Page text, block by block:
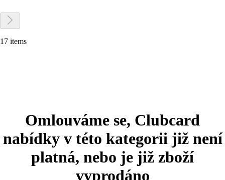
17 items
Omlouváme se, Clubcard
nabídky v této kategorii již není
platná, nebo je již zboží
vyprodáno